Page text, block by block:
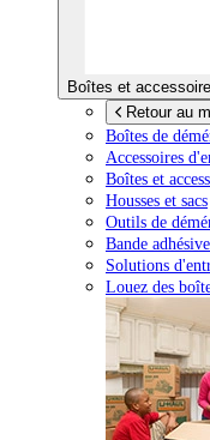
Boîtes et
Retour au
Boîtes de
Accessoires
Boîtes et
Housses et sacs
Outils de
Bande
Solutions
Louez des